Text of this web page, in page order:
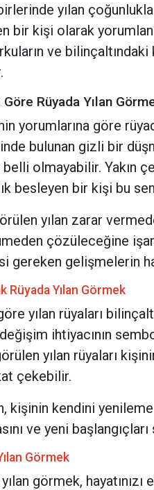
yılan
bir kişi olarak
ve
Rüyada Yılan
yorumlarına göre
bulunan gizli bir
belli olmayabilir. Yakın
besleyen bir kişi bu
yılan zarar
çözüleceğine
gereken gelişmelerin
Rüyada Yılan Görmek
yılan rüyaları
ihtiyacının
yılan rüyaları
çekebilir.
kişinin kendini
ve yeni
Görmek
görmek,